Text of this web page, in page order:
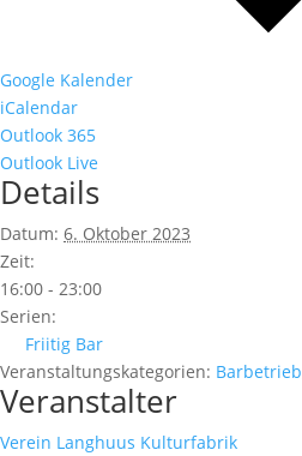
Google Kalender
iCalendar
Outlook 365
Outlook Live
Details
Datum: 6. Oktober 2023
Zeit:
16:00 - 23:00
Serien:
Friitig Bar
Veranstaltungskategorien: Barbetrieb
Veranstalter
Verein Langhuus Kulturfabrik